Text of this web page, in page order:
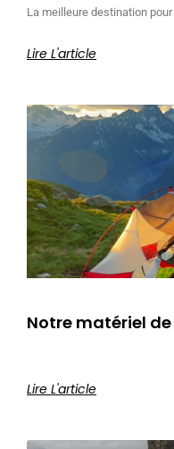
La meilleure destination
Lire L'article
Notre matériel
Lire L'article